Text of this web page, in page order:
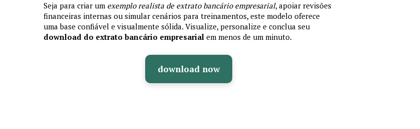
Seja para criar um exemplo realista de extrato bancário empresarial, apoiar revisões
financeiras internas ou simular cenários para treinamentos, este modelo oferece
uma base confiável e visualmente sólida. Visualize, personalize e conclua seu
download do extrato bancário empresarial em menos de um minuto.
download now